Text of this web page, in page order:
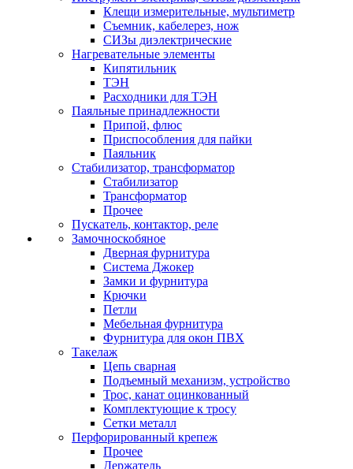
Клещи измерительные, мультиметр
Съемник, кабелерез, нож
СИЗы диэлектрические
Нагревательные элементы
Кипятильник
ТЭН
Расходники для ТЭН
Паяльные принадлежности
Припой, флюс
Приспособления для пайки
Паяльник
Стабилизатор, трансформатор
Стабилизатор
Трансформатор
Прочее
Пускатель, контактор, реле
Замочноскобяное
Дверная фурнитура
Система Джокер
Замки и фурнитура
Крючки
Петли
Мебельная фурнитура
Фурнитура для окон ПВХ
Такелаж
Цепь сварная
Подъемный механизм, устройство
Трос, канат оцинкованный
Комплектующие к тросу
Сетки металл
Перфорированный крепеж
Прочее
Держатель